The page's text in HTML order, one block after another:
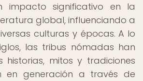
impacto significativo en la
global, influenciando a
culturas y épocas. A lo
las tribus nómadas han
historias, mitos y tradiciones
en generación a través de